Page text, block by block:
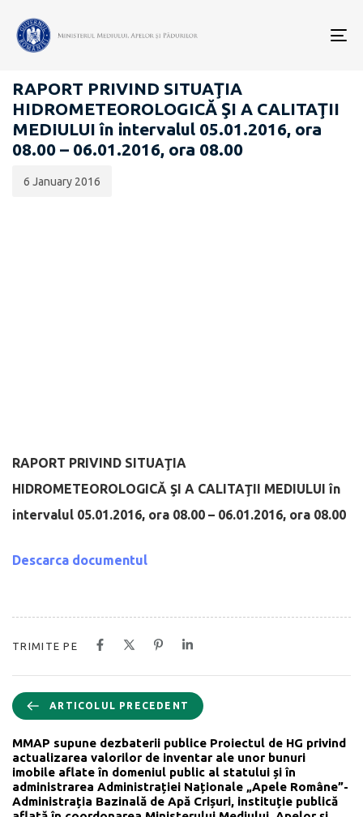
RAPOARTE ZILNICE STAREA MEDIULUI
RAPORT PRIVIND SITUAŢIA
HIDROMETEOROLOGICĂ ŞI A CALITAŢII
MEDIULUI în intervalul 05.01.2016, ora
08.00 – 06.01.2016, ora 08.00
publicării:
6 January 2016
RAPORT PRIVIND SITUAŢIA
HIDROMETEOROLOGICĂ ŞI A CALITAŢII MEDIULUI în
intervalul 05.01.2016, ora 08.00 – 06.01.2016, ora 08.00
Descarca documentul
TRIMITE PE
ARTICOLUL PRECEDENT
MMAP supune dezbaterii publice Proiectul de HG privind
actualizarea valorilor de inventar ale unor bunuri
imobile aflate în domeniul public al statului și în
administrarea Administrației Naționale „Apele Române”-
Administrația Bazinală de Apă Crișuri, instituție publică